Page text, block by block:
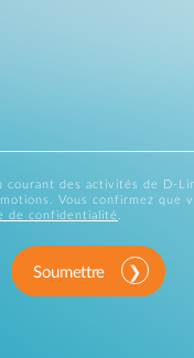
courant des activités de D-
Vous confirmez que
de confidentialité.
Soumettre